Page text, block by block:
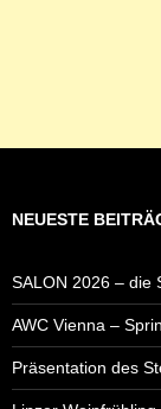
NEUESTE
SALON 2026 – die
AWC Vienna –
Präsentation des